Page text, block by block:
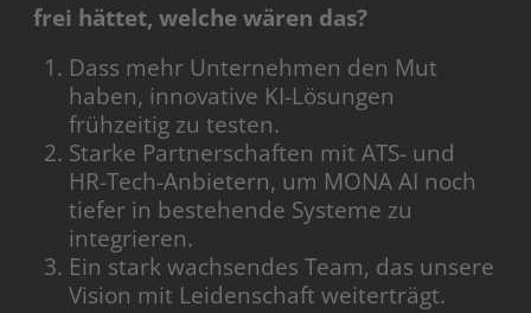
frei hättet, welche wären das?
Dass mehr Unternehmen den Mut
haben, innovative KI-Lösungen
frühzeitig zu testen.
Starke Partnerschaften mit ATS- und
HR-Tech-Anbietern, um MONA AI noch
tiefer in bestehende Systeme zu
integrieren.
Ein stark wachsendes Team, das unsere
Vision mit Leidenschaft weiterträgt.